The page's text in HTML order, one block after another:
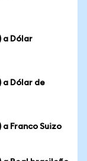
a Dólar
a Dólar de
Franco Suizo